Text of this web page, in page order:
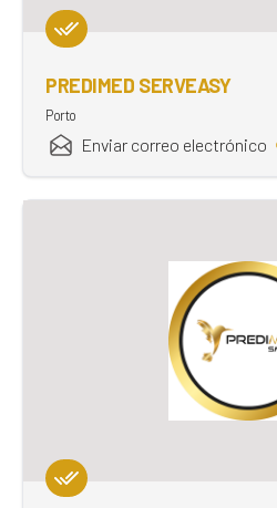
PREDIMED SERVEASY
Porto
Enviar correo electrónico